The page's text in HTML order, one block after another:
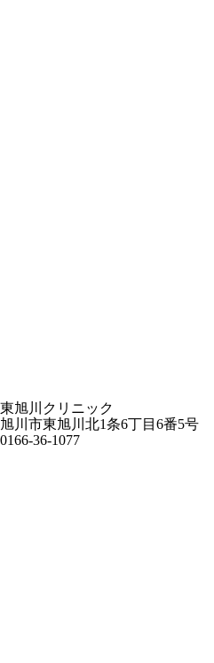
東旭川クリニック
旭川市東旭川北1条6丁目6番5号
0166-36-1077